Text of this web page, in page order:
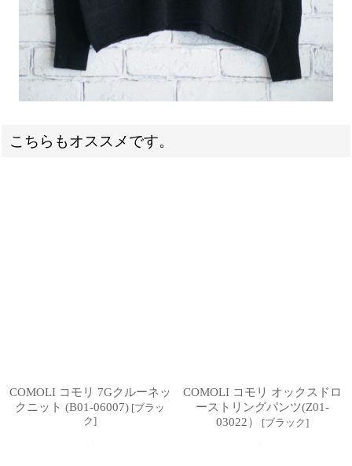
こちらもオススメです。
COMOLI コモリ 7Gクルーネッ
クニット (B01-06007) [ブラッ
ク]
COMOLI コモリ オックスドロ
ーストリングパンツ(Z01-
03022）
[ブラック]